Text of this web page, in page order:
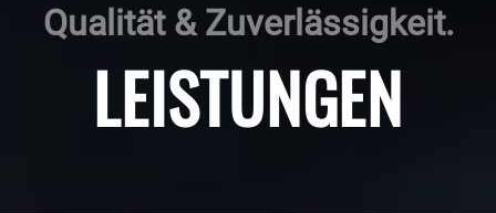
Qualität & Zuverlässigkeit.
LEISTUNGEN